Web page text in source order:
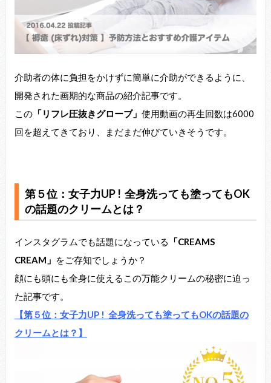
介助者の体に負担をかけずに簡単に介助ができるように、
開発された画期的な商品の紹介記事です。
この「リフレ圧抜きグローブ」 使用動画の再生回数は6000
回を超えてきており、まだまだ伸びていきそうです。
第５位：女子力UP ! 全身洗っても塗ってもOK
の話題のクリームとは？
インスタグラムでも話題になっている 「CREAMS
CREAM」 をご存知でしょうか？
顔にも頭にも全身に使えるこの万能クリームの秘密に迫っ
た記事です。
【第５位：女子力UP ! 全身洗っても塗ってもOKの話題の
クリームとは？】